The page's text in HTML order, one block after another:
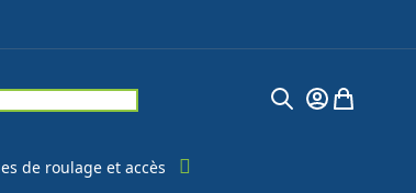
Chercher
Mon Compte
Mon
de roulage et accès